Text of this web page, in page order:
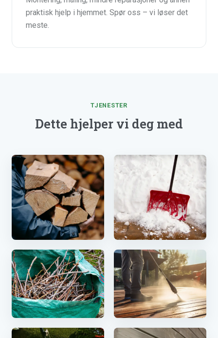
praktisk hjelp i hjemmet. Spør oss – vi løser det
meste.
TJENESTER
Dette hjelper vi deg med
Vedhogst & bæring Snørydding
Hageavfall Terrassevask